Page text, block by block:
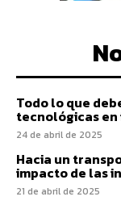
Todo lo que
tecnológicas
24 de abril de 2025
Hacia un
impacto de las
21 de abril de 2025